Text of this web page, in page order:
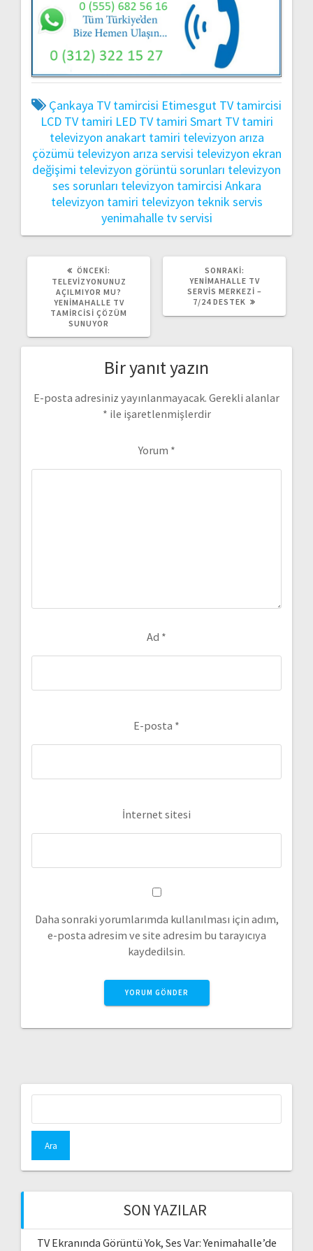
Çankaya TV tamircisi Etimesgut TV tamircisi
LCD TV tamiri LED TV tamiri Smart TV tamiri
televizyon anakart tamiri televizyon arıza
çözümü televizyon arıza servisi televizyon ekran
değişimi televizyon görüntü sorunları televizyon
ses sorunları televizyon tamircisi Ankara
televizyon tamiri televizyon teknik servis
yenimahalle tv servisi
ÖNCEKI:
YAZI:
TELEVIZYONUNUZ
AÇILMIYOR MU?
YENIMAHALLE TV
TAMIRCISI ÇÖZÜM
SUNUYOR
SONRAKI:
YAZI:
YENIMAHALLE TV
SERVIS MERKEZI –
7/24 DESTEK
Bir yanıt yazın
E-posta adresiniz yayınlanmayacak. Gerekli alanlar
* ile işaretlenmişlerdir
Yorum *
Ad *
E-posta *
İnternet sitesi
Daha sonraki yorumlarımda kullanılması için adım,
e-posta adresim ve site adresim bu tarayıcıya
kaydedilsin.
SON YAZILAR
TV Ekranında Görüntü Yok, Ses Var: Yenimahalle’de